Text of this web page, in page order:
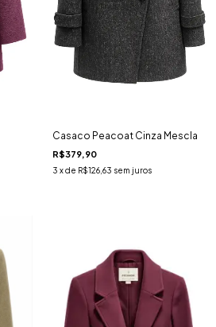
Casaco Peacoat Cinza Mescla
R$379,90
3 x de R$126,63 sem juros